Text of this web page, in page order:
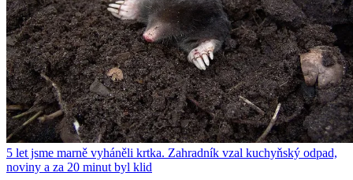
5 let jsme marně vyháněli krtka. Zahradník vzal kuchyňský odpad,
noviny a za 20 minut byl klid